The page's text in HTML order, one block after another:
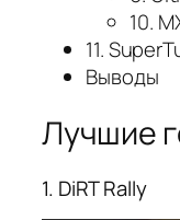
10.
11.
Выводы
Лучшие
1. DiRT Rally